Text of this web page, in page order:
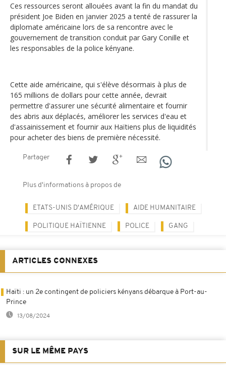
Ces ressources seront allouées avant la fin du mandat du
président Joe Biden en janvier 2025 a tenté de rassurer la
diplomate américaine lors de sa rencontre avec le
gouvernement de transition conduit par Gary Conille et
les responsables de la police kényane.
Cette aide américaine, qui s'élève désormais à plus de
165 millions de dollars pour cette année, devrait
permettre d'assurer une sécurité alimentaire et fournir
des abris aux déplacés, améliorer les services d'eau et
d'assainissement et fournir aux Haïtiens plus de liquidités
pour acheter des biens de première nécessité.
Partager
Plus d'informations à propos de
ETATS-UNIS D'AMÉRIQUE AIDE HUMANITAIRE
POLITIQUE HAÏTIENNE POLICE GANG
ARTICLES CONNEXES
Haïti : un 2e contingent de policiers kényans débarque à Port-au-
Prince
13/08/2024
SUR LE MÊME PAYS